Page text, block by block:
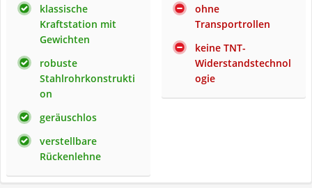
klassische
Kraftstation mit
Gewichten
robuste
Stahlrohrkonstrukti
on
geräuschlos
verstellbare
Rückenlehne
ohne
Transportrollen
keine TNT-
Widerstandstechnol
ogie